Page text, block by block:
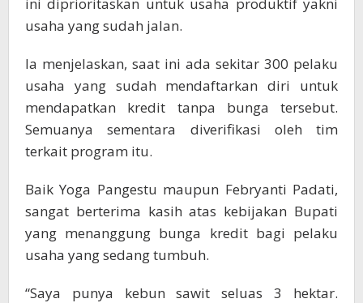
usaha yang sudah jalan.
Ia menjelaskan, saat ini ada sekitar 300 pelaku
usaha yang sudah mendaftarkan diri untuk
mendapatkan kredit tanpa bunga tersebut.
Semuanya sementara diverifikasi oleh tim
terkait program itu.
Baik Yoga Pangestu maupun Febryanti Padati,
sangat berterima kasih atas kebijakan Bupati
yang menanggung bunga kredit bagi pelaku
usaha yang sedang tumbuh.
“Saya punya kebun sawit seluas 3 hektar.